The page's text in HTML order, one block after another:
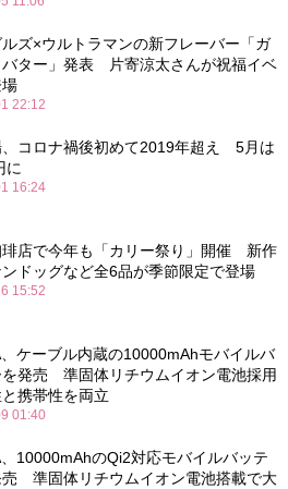
ズ×ウルトラマンの新フレーバー「ガ
バター」発表 片寄涼太さんが祝福イベ
22:12
、コロナ禍後初めて2019年超え 5月は
に
16:24
琲店で今年も「カリー祭り」開催 新作
ドッグなど全6品が季節限定で登場
15:52
ケーブル内蔵の10000mAhモバイルバ
を発売 準固体リチウムイオン電池採用
携帯性を両立
01:40
10000mAhのQi2対応モバイルバッテ
売 準固体リチウムイオン電池搭載で大